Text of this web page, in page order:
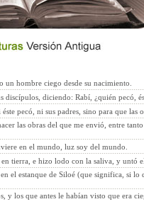
un hombre ciego desde su nacimiento.
discípulos, diciendo: Rabí, ¿quién pecó,
éste pecó, ni sus padres, sino para que las
las obras del que me envió, entre
en el mundo, luz soy del mundo.
tierra, e hizo lodo con la saliva, y untó
el estanque de Siloé (que significa, si
y los que antes le habían visto que era